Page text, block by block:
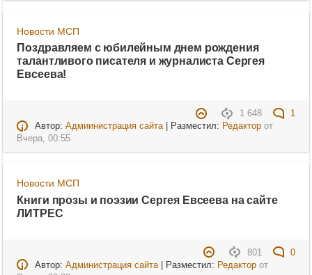
Новости МСП
Поздравляем с юбилейным днем рождения
талантливого писателя и журналиста Сергея
Евсеева!
1 648
1
Автор: Адмиинистрация сайта| Разместил: Редакторот
Вчера, 00:55
Новости МСП
Книги прозы и поэзии Сергея Евсеева на сайте
ЛИТРЕС
801
0
Автор: Администрация сайта| Разместил: Редакторот